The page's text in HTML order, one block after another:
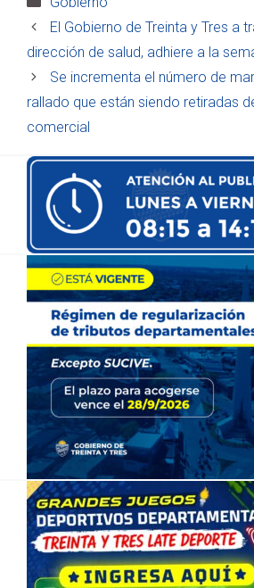
El Gobierno de Treinta y Tres a
dirección de salud, adhiere a la
Se incrementa el número de
rallado que están siendo retiradas
comercial